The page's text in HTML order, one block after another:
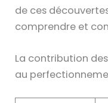
de ces
comprendre et
La contribution
au